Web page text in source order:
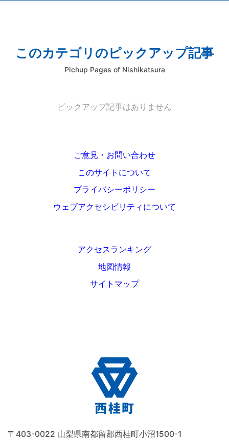
このカテゴリのピックアップ記事
Pichup Pages of Nishikatsura
ピックアップ記事はありません
ご意見・お問い合わせ
このサイトについて
プライバシーポリシー
ウェブアクセシビリティについて
アクセスランキング
地図情報
サイトマップ
〒403-0022 山梨県南都留郡西桂町小沼1500-1